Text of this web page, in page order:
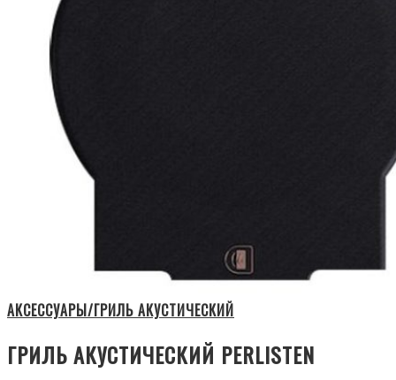
АКСЕССУАРЫ/ГРИЛЬ АКУСТИЧЕСКИЙ
ГРИЛЬ АКУСТИЧЕСКИЙ PERLISTEN